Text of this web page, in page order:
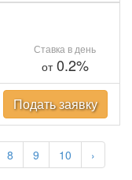
8 9 10 ›
Ставка в день
от0.2%
Подать заявку